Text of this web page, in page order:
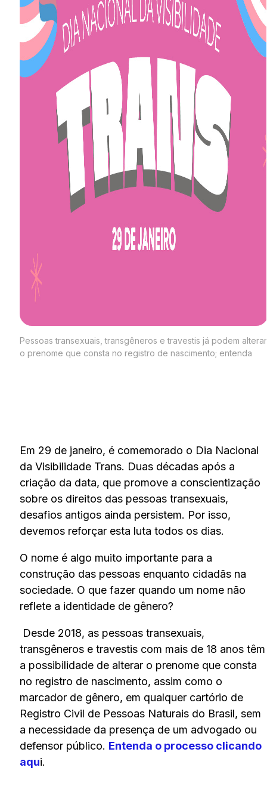
Pessoas transexuais, transgêneros e travestis já podem alterar
o prenome que consta no registro de nascimento; entenda
Em 29 de janeiro, é comemorado o Dia Nacional
da Visibilidade Trans. Duas décadas após a
criação da data, que promove a conscientização
sobre os direitos das pessoas transexuais,
desafios antigos ainda persistem. Por isso,
devemos reforçar esta luta todos os dias.
O nome é algo muito importante para a
construção das pessoas enquanto cidadãs na
sociedade. O que fazer quando um nome não
reflete a identidade de gênero?
Desde 2018, as pessoas transexuais,
transgêneros e travestis com mais de 18 anos têm
a possibilidade de alterar o prenome que consta
no registro de nascimento, assim como o
marcador de gênero, em qualquer cartório de
Registro Civil de Pessoas Naturais do Brasil, sem
a necessidade da presença de um advogado ou
defensor público. Entenda o processo clicando
aqui.